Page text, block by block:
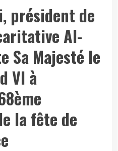
président de
Al-
Sa Majesté le
VI à
la fête de